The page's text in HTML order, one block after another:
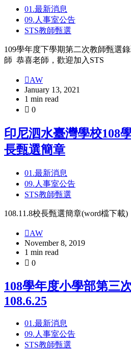
01.最新消息
09.人事室公告
STS教師甄選
109學年度下學期第二次教師甄選
師 恭喜老師，歡迎加入STS
AW
January 13, 2021
1 min read
0
印尼泗水臺灣學校108
長甄選簡章
01.最新消息
09.人事室公告
STS教師甄選
108.11.8校長甄選簡章(word檔下載)
AW
November 8, 2019
1 min read
0
108學年度小學部第三
108.6.25
01.最新消息
09.人事室公告
STS教師甄選